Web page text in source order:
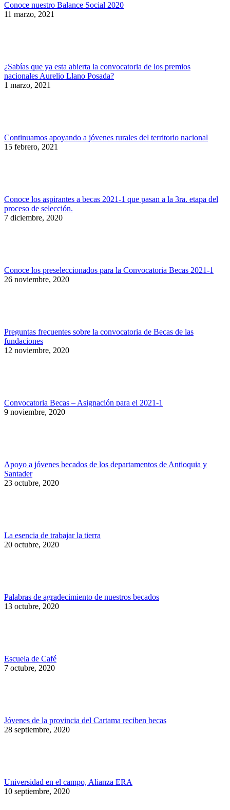
Conoce nuestro Balance Social 2020
11 marzo, 2021
¿Sabías que ya esta abierta la convocatoria de los premios
nacionales Aurelio Llano Posada?
1 marzo, 2021
Continuamos apoyando a jóvenes rurales del territorio nacional
15 febrero, 2021
Conoce los aspirantes a becas 2021-1 que pasan a la 3ra. etapa del
proceso de selección.
7 diciembre, 2020
Conoce los preseleccionados para la Convocatoria Becas 2021-1
26 noviembre, 2020
Preguntas frecuentes sobre la convocatoria de Becas de las
fundaciones
12 noviembre, 2020
Convocatoria Becas – Asignación para el 2021-1
9 noviembre, 2020
Apoyo a jóvenes becados de los departamentos de Antioquia y
Santader
23 octubre, 2020
La esencia de trabajar la tierra
20 octubre, 2020
Palabras de agradecimiento de nuestros becados
13 octubre, 2020
Escuela de Café
7 octubre, 2020
Jóvenes de la provincia del Cartama reciben becas
28 septiembre, 2020
Universidad en el campo, Alianza ERA
10 septiembre, 2020